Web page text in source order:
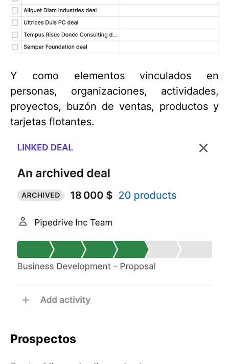
Y como elementos vinculados en
personas, organizaciones, actividades,
proyectos, buzón de ventas, productos y
tarjetas flotantes.
Prospectos